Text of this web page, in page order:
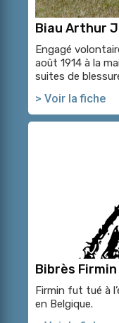
Biau Arthur
Engagé
août 1914 à la
suites de
> Voir la fiche
Bibrès Firmin
Firmin fut tué à
en Belgique.